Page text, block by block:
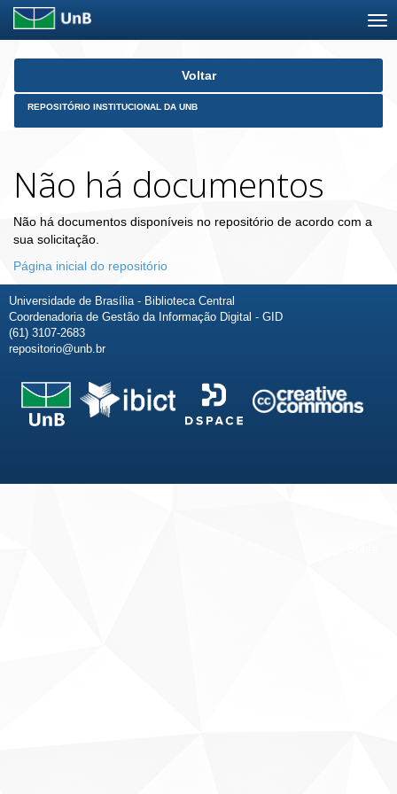
Skip
Voltar
REPOSITÓRIO INSTITUCIONAL DA UNB
Não há documentos
Não há documentos disponíveis no repositório de acordo com a
sua solicitação.
Página inicial do repositório
Universidade de Brasília - Biblioteca Central
Coordenadoria de Gestão da Informação Digital - GID
(61) 3107-2683
repositorio@unb.br